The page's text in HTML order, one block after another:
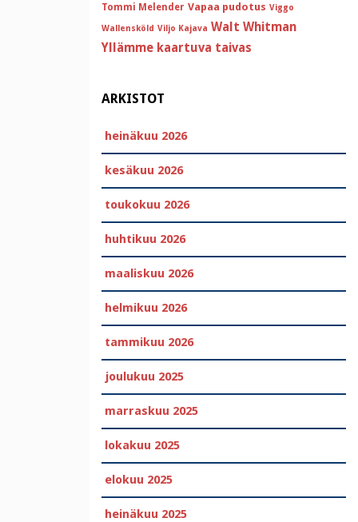
Tommi Melender Vapaa pudotus Viggo
Wallensköld Viljo Kajava Walt Whitman
Yllämme kaartuva taivas
ARKISTOT
heinäkuu 2026
kesäkuu 2026
toukokuu 2026
huhtikuu 2026
maaliskuu 2026
helmikuu 2026
tammikuu 2026
joulukuu 2025
marraskuu 2025
lokakuu 2025
elokuu 2025
heinäkuu 2025